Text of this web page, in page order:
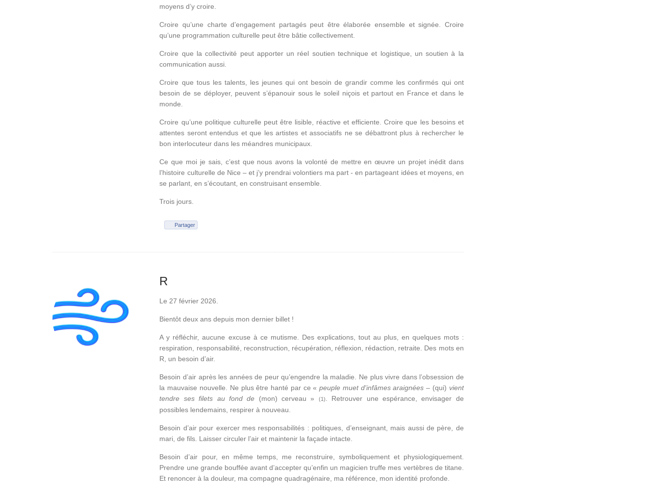
moyens d’y croire.
Croire qu’une charte d’engagement partagés peut être élaborée ensemble et signée. Croire
qu’une programmation culturelle peut être bâtie collectivement.
Croire que la collectivité peut apporter un réel soutien technique et logistique, un soutien à la
communication aussi.
Croire que tous les talents, les jeunes qui ont besoin de grandir comme les confirmés qui ont
besoin de se déployer, peuvent s’épanouir sous le soleil niçois et partout en France et dans le
monde.
Croire qu’une politique culturelle peut être lisible, réactive et efficiente. Croire que les besoins et
attentes seront entendus et que les artistes et associatifs ne se débattront plus à rechercher le
bon interlocuteur dans les méandres municipaux.
Ce que moi je sais, c’est que nous avons la volonté de mettre en œuvre un projet inédit dans
l’histoire culturelle de Nice – et j’y prendrai volontiers ma part - en partageant idées et moyens, en
se parlant, en s’écoutant, en construisant ensemble.
Trois jours.
Partager
R
Le 27 février 2026.
Bientôt deux ans depuis mon dernier billet !
A y réfléchir, aucune excuse à ce mutisme. Des explications, tout au plus, en quelques mots :
respiration, responsabilité, reconstruction, récupération, réflexion, rédaction, retraite. Des mots en
R, un besoin d’air.
Besoin d’air après les années de peur qu’engendre la maladie. Ne plus vivre dans l’obsession de
la mauvaise nouvelle. Ne plus être hanté par ce «peuple muet d'infâmes araignées – (qui) vient
tendre ses filets au fond de (mon) cerveau » (1)
. Retrouver une espérance, envisager de
possibles lendemains, respirer à nouveau.
Besoin d’air pour exercer mes responsabilités : politiques, d’enseignant, mais aussi de père, de
mari, de fils. Laisser circuler l’air et maintenir la façade intacte.
Besoin d’air pour, en même temps, me reconstruire, symboliquement et physiologiquement.
Prendre une grande bouffée avant d’accepter qu’enfin un magicien truffe mes vertèbres de titane.
Et renoncer à la douleur, ma compagne quadragénaire, ma référence, mon identité profonde.